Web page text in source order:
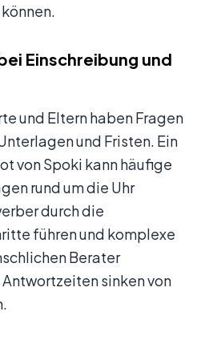
Einschreibung und
und Eltern haben Fragen
und Fristen. Ein
von Spoki kann häufige
rund um die Uhr
durch die
führen und komplexe
Berater
sinken von